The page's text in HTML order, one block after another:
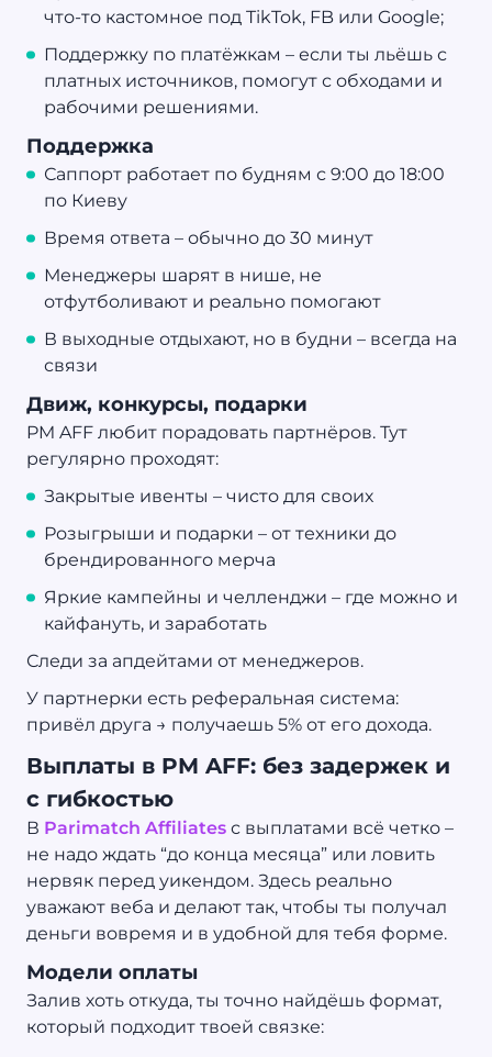
что-то кастомное под TikTok, FB или Google;
Поддержку по платёжкам – если ты льёшь с
платных источников, помогут с обходами и
рабочими решениями.
Поддержка
Саппорт работает по будням с 9:00 до 18:00
по Киеву
Время ответа – обычно до 30 минут
Менеджеры шарят в нише, не
отфутболивают и реально помогают
В выходные отдыхают, но в будни – всегда на
связи
Движ, конкурсы, подарки
PM AFF любит порадовать партнёров. Тут
регулярно проходят:
Закрытые ивенты – чисто для своих
Розыгрыши и подарки – от техники до
брендированного мерча
Яркие кампейны и челленджи – где можно и
кайфануть, и заработать
Следи за апдейтами от менеджеров.
У партнерки есть реферальная система:
привёл друга → получаешь 5% от его дохода.
Выплаты в PM AFF: без задержек и
с гибкостью
В Parimatch Affiliates с выплатами всё четко –
не надо ждать “до конца месяца” или ловить
нервяк перед уикендом. Здесь реально
уважают веба и делают так, чтобы ты получал
деньги вовремя и в удобной для тебя форме.
Модели оплаты
Залив хоть откуда, ты точно найдёшь формат,
который подходит твоей связке: